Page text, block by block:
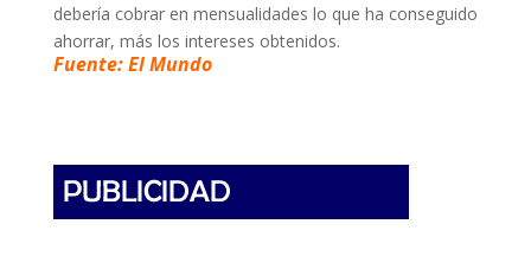
debería cobrar en mensualidades lo que ha conseguido
ahorrar, más los intereses obtenidos.
Fuente: El Mundo